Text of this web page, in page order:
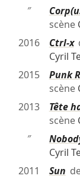
″
scène
2016
Ctrl-x
Cyril
2015
Punk
scène
2013
Tête
scène
″
Cyril
2011
Sun